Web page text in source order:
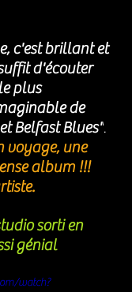
c'est brillant et
d'écouter
plus
de
Belfast Blues".
voyage, une
album !!!
sorti en
génial
watch?